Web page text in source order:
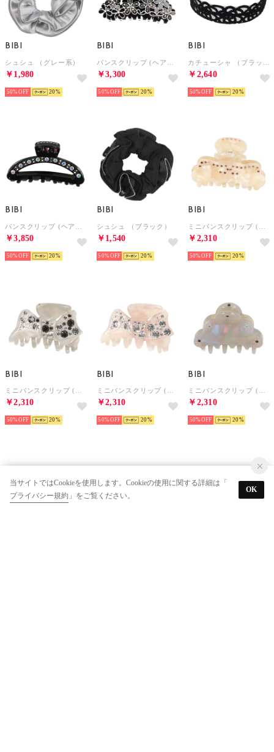
BIBI
シュシュ （グレー系）
￥1,980
50% 20
BIBI
￥3,300
50% 20
BIBI
￥2,640
50% 20
BIBI
￥3,850
50% 20
BIBI
シュシュ （ブラック）
￥1,540
50% 20
BIBI
￥2,310
50% 20
BIBI
￥2,310
50% 20
BIBI
￥2,310
50% 20
BIBI
￥2,310
50% 20
当サイトではCookieを使用します。Cookieの使用に関する詳細は「
プライバシー規約 」をご覧ください。
OK